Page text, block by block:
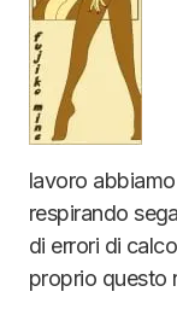
lavoro
respirando
di errori di
proprio questo